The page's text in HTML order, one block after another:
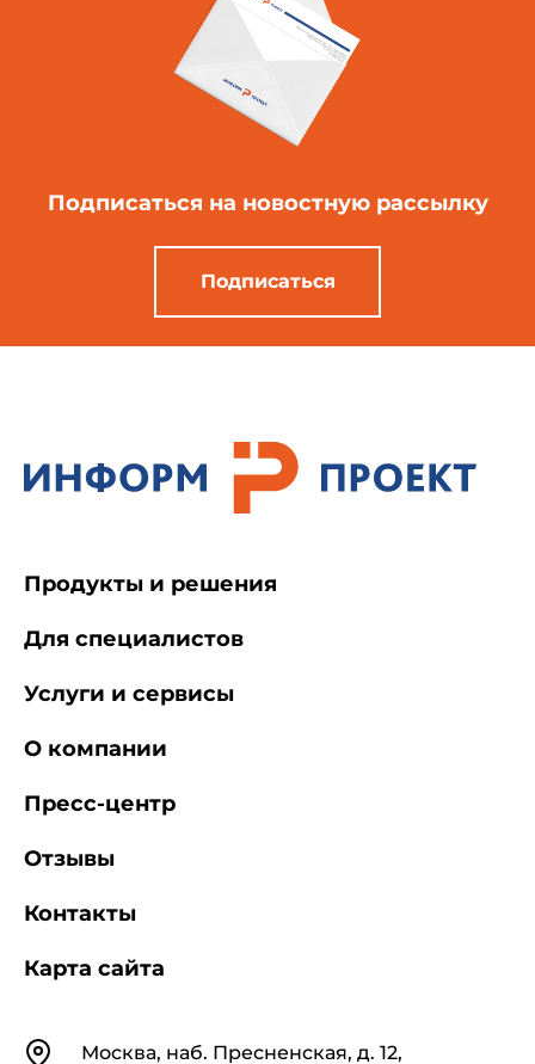
Подписаться на новостную рассылку
Подписаться
КонтактыМосква, наб. Пресненская, д. 12,
Продукты и решения
Для специалистов
Услуги и сервисы
О компании
Пресс-центр
Отзывы
Контакты
Карта сайта